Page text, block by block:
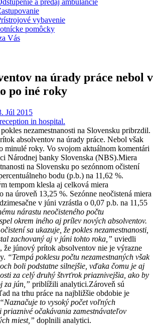
a predaj ambulancie
vybavenie
pomôcky
Vás
na úrady práce nebol v
po iné roky
Júl 2015
nezamestnanosti na Slovensku pribrzdil.
absolventov na úrady práce. Nebol však
minulé roky. Vo svojom aktuálnom komentári
Národnej banky Slovenska (NBS).Miera
na Slovensku po sezónnom očistení
bodu (p.b.) na 11,62 %.
tempom klesla aj celková miera
na úroveň 13,25 %. Sezónne neočistená miera
v júni vzrástla o 0,07 p.b. na 11,55
nárastu neočisteného počtu
okrem iného aj prílev nových absolventov.
sa ukazuje, že pokles nezamestnanosti,
zachovaný aj v júni tohto roka,” uviedli
že júnový prítok absolventov nie je výrazne
“Tempá poklesu počtu nezamestnaných však
boli podstatne silnejšie, vďaka čomu je aj
za celý druhý štvrťrok priaznivejšia, ako by
za jún,” priblížili analytici.Zároveň sú
na trhu práce na najbližšie obdobie je
“Naznačuje to vysoký počet voľných
priaznivé očakávania zamestnávateľov
miest,” doplnili analytici.